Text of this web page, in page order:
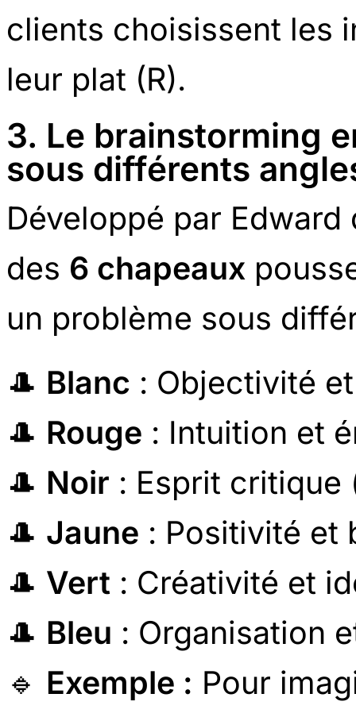
clients choisissent les
leur plat (R).
3. Le brainstorming
sous différents
Développé par
des 6 chapeaux
un problème sous
🎩 Blanc : Objectivité
🎩 Rouge : Intuition et
🎩 Noir : Esprit critique
🎩 Jaune : Positivité et
🎩 Vert : Créativité et
🎩 Bleu : Organisation
🔹 Exemple : Pour